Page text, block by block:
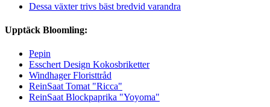
Dessa växter trivs bäst bredvid varandra
Upptäck Bloomling:
Pepin
Esschert Design Kokosbriketter
Windhager Floristtråd
ReinSaat Tomat "Ricca"
ReinSaat Blockpaprika "Yoyoma"